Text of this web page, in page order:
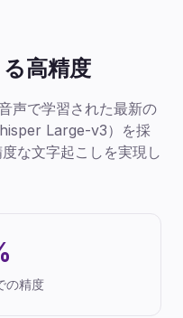
高精度
声で学習された最新の
Large-v3）を採
な文字起こしを実現し
の精度